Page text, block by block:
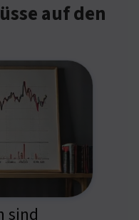
auf den
sind